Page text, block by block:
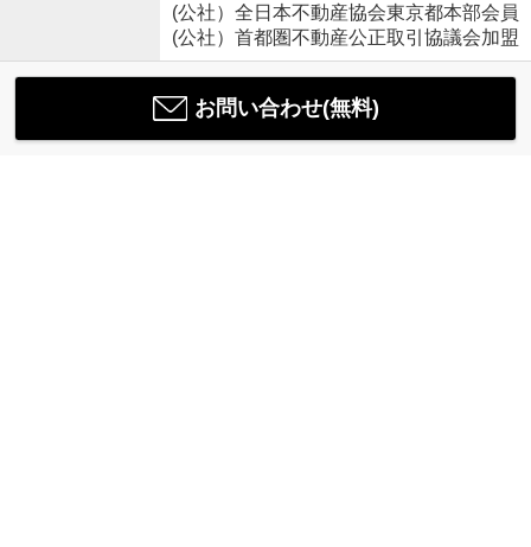
(公社）全日本不動産協会東京都本部会員
(公社）首都圏不動産公正取引協議会加盟
お問い合わせ(無料)